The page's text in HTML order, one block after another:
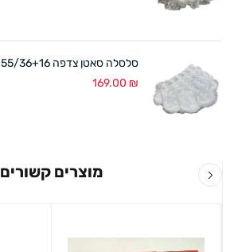
סלסלה סאטן צדפה 55/36+16 ס"מ לבן
169.00 ₪
מוצרים קשורים